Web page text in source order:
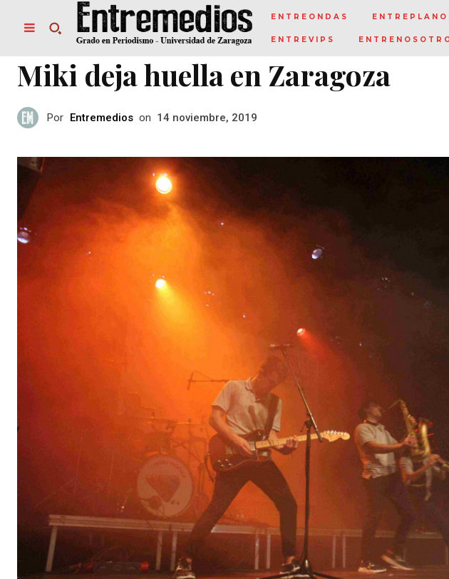
ENTREONDAS
ENTREVIPS
Miki deja huella en Zaragoza
Por Entremedios on 14 noviembre, 2019